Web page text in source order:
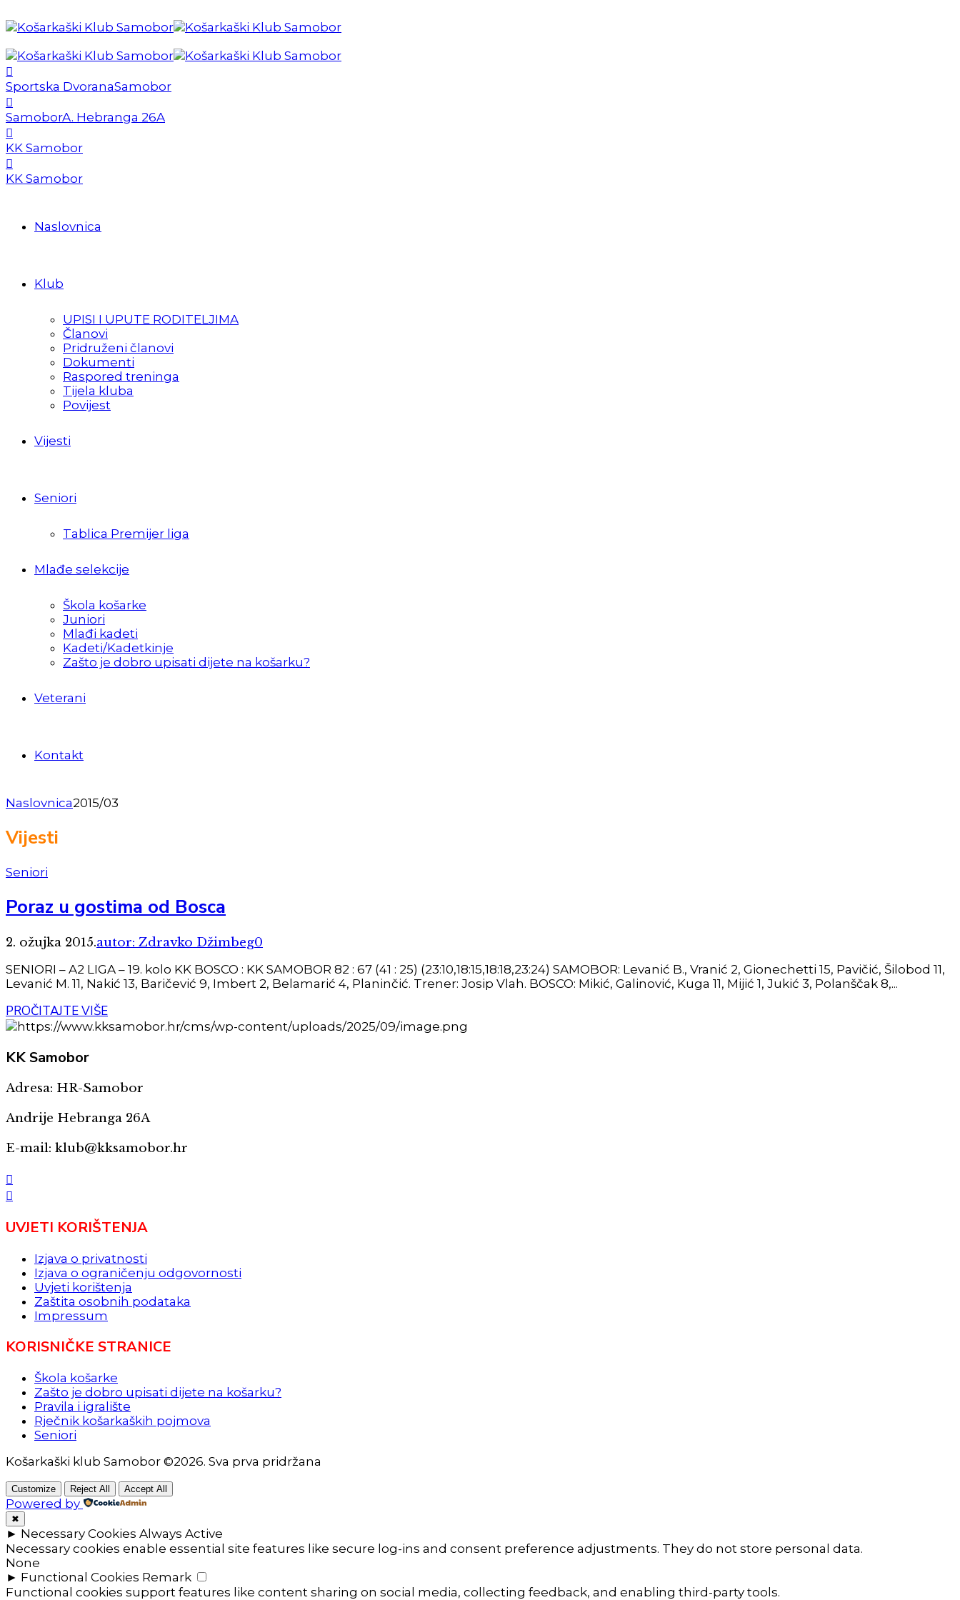
Sportska DvoranaSamobor
SamoborA. Hebranga 26A
KK Samobor
KK Samobor
Naslovnica
Klub
UPISI I UPUTE RODITELJIMA
Članovi
Pridruženi članovi
Dokumenti
Raspored treninga
Tijela kluba
Povijest
Vijesti
Seniori
Tablica Premijer liga
Mlađe selekcije
Škola košarke
Juniori
Mlađi kadeti
Kadeti/Kadetkinje
Zašto je dobro upisati dijete na košarku?
Veterani
Kontakt
Naslovnica2015/03
Vijesti
Seniori
Poraz u gostima od Bosca
2. ožujka 2015.autor: Zdravko Džimbeg0
SENIORI – A2 LIGA – 19. kolo KK BOSCO : KK SAMOBOR 82 : 67 (41 : 25) (23:10,18:15,18:18,23:24) SAMOBOR: Levanić B., Vranić 2, Gionechetti 15, Pavičić, Šilobod 11,
Levanić M. 11, Nakić 13, Baričević 9, Imbert 2, Belamarić 4, Planinčić. Trener: Josip Vlah. BOSCO: Mikić, Galinović, Kuga 11, Mijić 1, Jukić 3, Polanščak 8,...
PROČITAJTE VIŠE
KKSamobor
Adresa: HR-Samobor
Andrije Hebranga 26A
E-mail: klub@kksamobor.hr
UVJETI KORIŠTENJA
Izjava o privatnosti
Izjava o ograničenju odgovornosti
Uvjeti korištenja
Zaštita osobnih podataka
Impressum
KORISNIČKE STRANICE
Škola košarke
Zašto je dobro upisati dijete na košarku?
Pravila i igralište
Rječnik košarkaških pojmova
Seniori
Košarkaški klub Samobor ©2026. Sva prva pridržana
Customize Reject All Accept All
Powered by
✖
► Necessary Cookies Always Active
Necessary cookies enable essential site features like secure log-ins and consent preference adjustments. They do not store personal data.
None
► Functional Cookies Remark
Functional cookies support features like content sharing on social media, collecting feedback, and enabling third-party tools.